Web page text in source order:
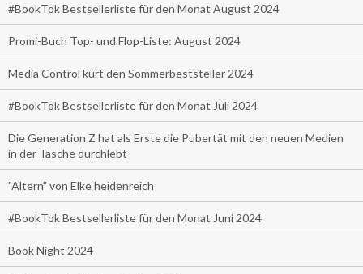
#BookTok Bestsellerliste für den Monat August 2024
Promi-Buch Top- und Flop-Liste: August 2024
Media Control kürt den Sommerbeststeller 2024
#BookTok Bestsellerliste für den Monat Juli 2024
Die Generation Z hat als Erste die Pubertät mit den neuen Medien
in der Tasche durchlebt
"Altern" von Elke heidenreich
#BookTok Bestsellerliste für den Monat Juni 2024
Book Night 2024